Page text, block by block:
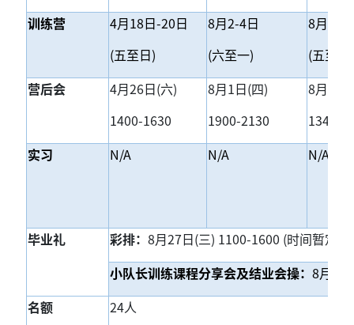
训练营
4月18日-20日
(五至日)
8月2-4日
(六至一)
8月8-
(五至日)
营后会
4月26日(六)
1400-1630
8月1日(四)
1900-2130
8月16
1345-
实习
N/A N/A N/A
毕业礼 彩排： 8月27日(三) 1100-1600 (时间暂定)
小队长训练课程分享会及结业会操： 8月31
名额
24人